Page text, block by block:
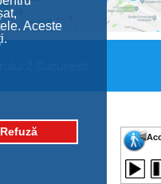
Aceste
Refuză
2 București.